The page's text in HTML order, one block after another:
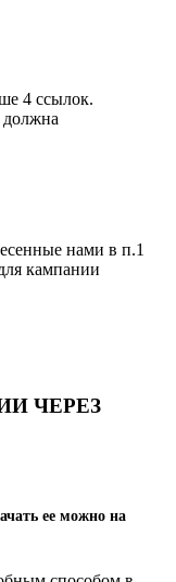
4 ссылок.
нами в п.1
кампании
ЧЕРЕЗ
ее можно на